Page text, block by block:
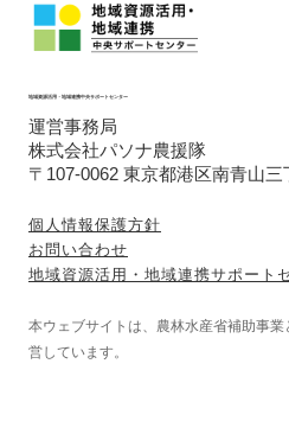
地域資源活用・地域連携中央サポートセンター
運営事務局
株式会社パソナ農援隊
〒107-0062 東京都港区南青山三
個人情報保護方針
お問い合わせ
地域資源活用・地域連携サポート
本ウェブサイトは、農林水産省補助事
営しています。